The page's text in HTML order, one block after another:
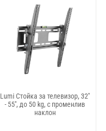
Lumi Стойка за телевизор, 32''
- 55'', до 50 kg, с променлив
наклон